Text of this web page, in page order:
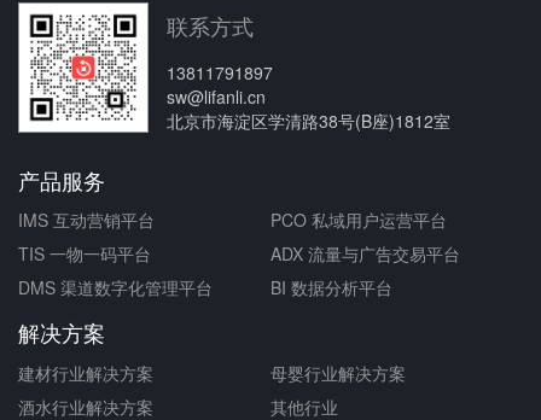
联系方式
13811791897
sw@lifanli.cn
北京市海淀区学清路38号(B座)1812室
产品服务
IMS 互动营销平台
PCO 私域用户运营平台
TIS 一物一码平台
ADX 流量与广告交易平台
DMS 渠道数字化管理平台
BI 数据分析平台
解决方案
建材行业解决方案
母婴行业解决方案
酒水行业解决方案
其他行业